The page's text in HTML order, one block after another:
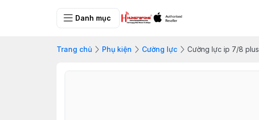
Danh mục
Trang chủ Phụ kiện Cường lực Cường lực ip 7/8 plus